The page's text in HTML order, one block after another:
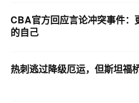
CBA官方回应言论冲突事件：
的自己
热刺逃过降级厄运，但斯坦福